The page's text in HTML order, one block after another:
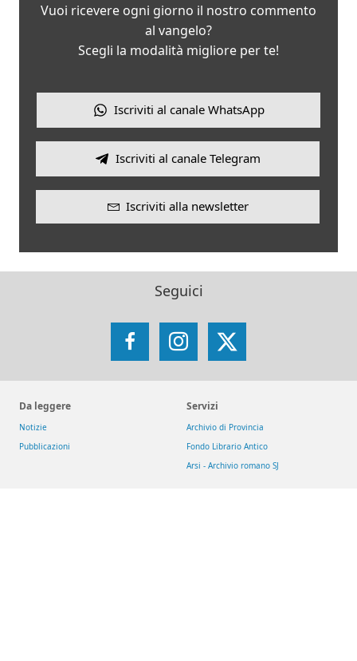
Vuoi ricevere ogni giorno il nostro commento
al vangelo?
Scegli la modalità migliore per te!
Iscriviti al canale WhatsApp
Iscriviti al canale Telegram
Iscriviti alla newsletter
Seguici
FacebookInstagram
X
Da leggere
Notizie
Pubblicazioni
Servizi
Archivio di Provincia
Fondo Librario Antico
Arsi - Archivio romano SJ